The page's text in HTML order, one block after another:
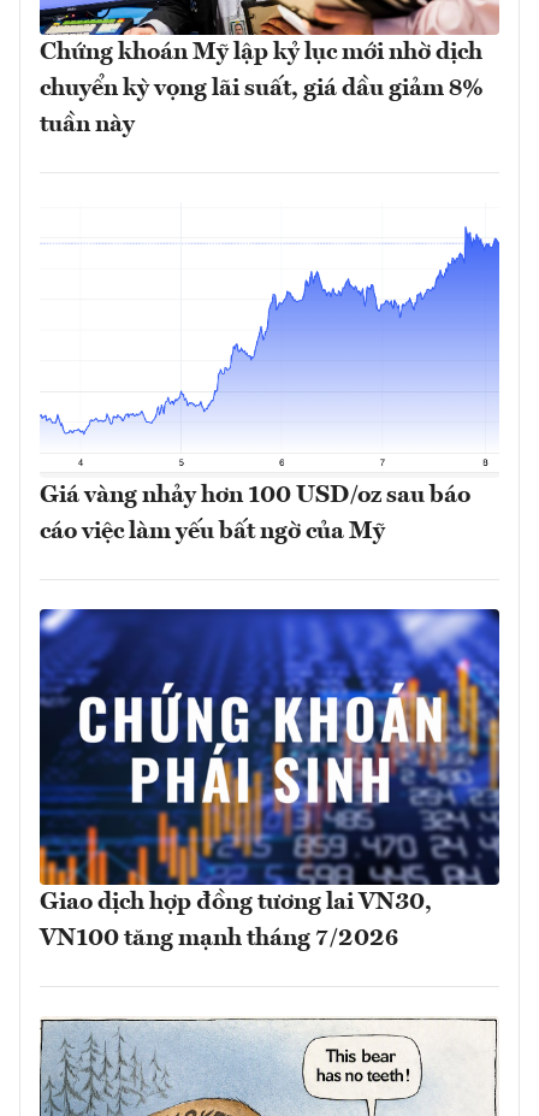
Chứng khoán Mỹ lập kỷ lục mới nhờ dịch
chuyển kỳ vọng lãi suất, giá dầu giảm 8%
tuần này
Giá vàng nhảy hơn 100 USD/oz sau báo
cáo việc làm yếu bất ngờ của Mỹ
Giao dịch hợp đồng tương lai VN30,
VN100 tăng mạnh tháng 7/2026